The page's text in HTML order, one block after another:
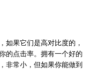
如果它们是高对比度的，
的点击率。拥有一个好的
非常小，但如果你能做到